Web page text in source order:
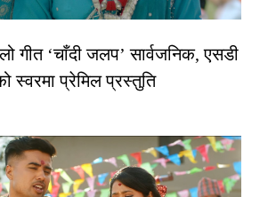
गीत ‘चाँदी जलप’ सार्वजनिक, एसडी
स्वरमा प्रेमिल प्रस्तुति